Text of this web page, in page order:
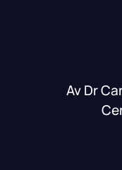
Av Dr